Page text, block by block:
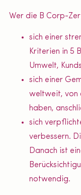
Wer die B Corp-
sich einer
Kriterien in 5
Umwelt,
sich einer
weltweit, von
haben,
sich
verbessern.
Danach ist
notwendig.